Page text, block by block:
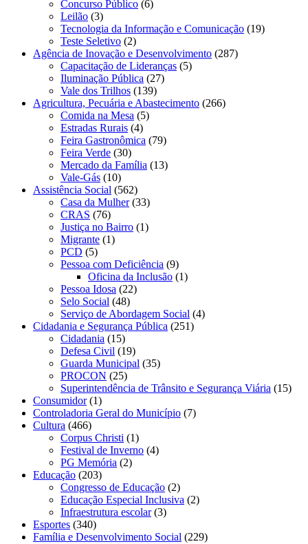
Concurso Público (6)
Leilão (3)
Tecnologia da Informação e Comunicação (19)
Teste Seletivo (2)
Agência de Inovação e Desenvolvimento (287)
Capacitação de Lideranças (5)
Iluminação Pública (27)
Vale dos Trilhos (139)
Agricultura, Pecuária e Abastecimento (266)
Comida na Mesa (5)
Estradas Rurais (4)
Feira Gastronômica (79)
Feira Verde (30)
Mercado da Família (13)
Vale-Gás (10)
Assistência Social (562)
Casa da Mulher(33)
CRAS (76)
Justiça no Bairro (1)
Migrante (1)
PCD (5)
Pessoa com Deficiência (9)
Oficina da Inclusão (1)
Pessoa Idosa (22)
Selo Social (48)
Serviço de Abordagem Social (4)
Cidadania e Segurança Pública (251)
Cidadania (15)
Defesa Civil (19)
Guarda Municipal (35)
PROCON (25)
Superintendência de Trânsito e Segurança Viária (15)
Consumidor(1)
Controladoria Geral do Município (7)
Cultura (466)
Corpus Christi (1)
Festival de Inverno (4)
PG Memória (2)
Educação (203)
Congresso de Educação (2)
Educação Especial Inclusiva (2)
Infraestrutura escolar(3)
Esportes (340)
Família e Desenvolvimento Social (229)